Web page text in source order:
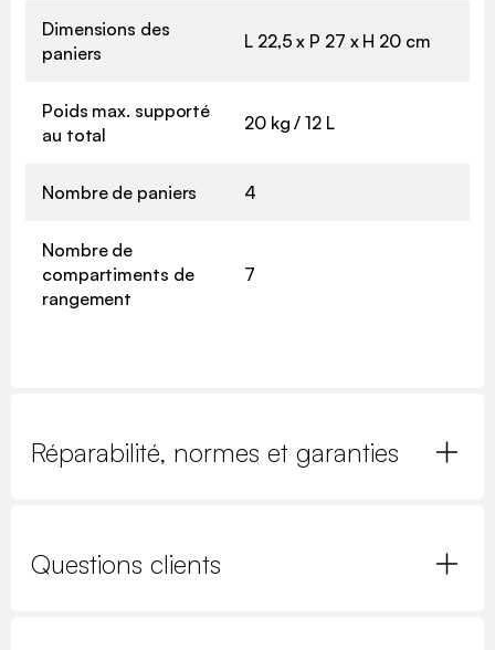
Dimensions des
paniers
L 22,5 x P 27 x H 20 cm
Poids max. supporté
au total
20 kg / 12 L
Nombre de paniers 4
Nombre de
compartiments de
rangement
7
Réparabilité, normes et garanties
Questions clients